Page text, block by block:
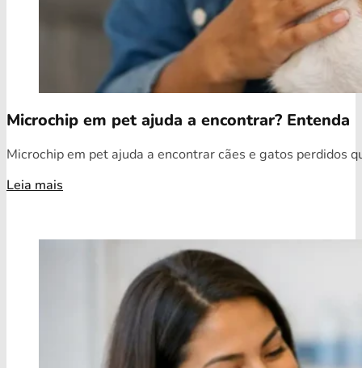
Microchip em pet ajuda a encontrar? Entenda
Microchip em pet ajuda a encontrar cães e gatos perdidos
Leia mais